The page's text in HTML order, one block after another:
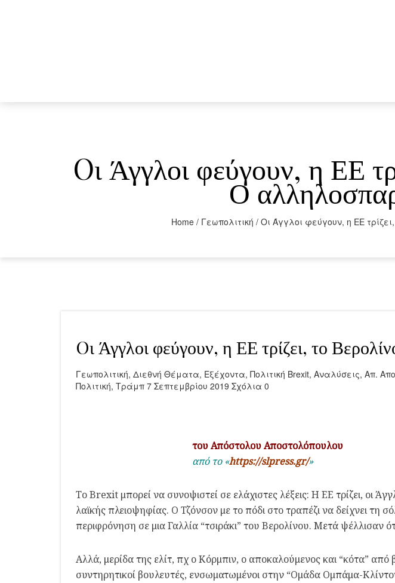
Oι Άγγλοι φεύγουν, η ΕΕ
Ο
Home / Γεωπολιτική / Oι Άγγλοι φεύγουν, η ΕΕ
Oι Άγγλοι φεύγουν, η ΕΕ τρίζει, το
Γεωπολιτική, Διεθνή Θέματα, Εξέχοντα, Πολιτική Brexit, Αναλύσεις, Απ.
Πολιτική, Τράμπ 7 Σεπτεμβρίου 2019 Σχόλια 0
του Απόστολου Αποστολόπουλου
από το «https://slpress.gr/»
Το Brexit μπορεί να συνοψιστεί σε ελάχιστες λέξεις: Η ΕΕ τρίζει, οι
λαϊκής πλειοψηφίας. Ο Τζόνσον με το πόδι στο τραπέζι να δείχνει
περιφρόνηση σε μια Γαλλία “τσιράκι” του Βερολίνου. Μετά ψέλλισαν
Αλλά, μερίδα της ελίτ, πχ ο Κόρμπιν, ο αποκαλούμενος και “κότα”
συντηρητικοί βουλευτές, ενσωματωμένοι στην “Ομάδα Ομπάμα-